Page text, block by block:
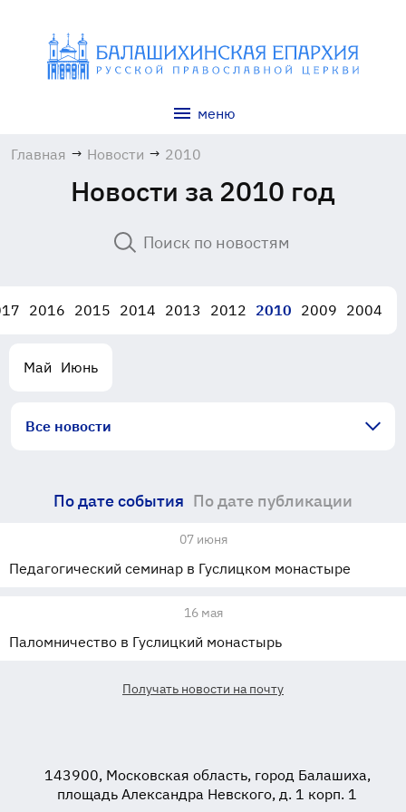
меню
Главная → Новости → 2010
Новости за 2010 год
2016 2015 2014 2013 2012 2010 2009 2004
Май Июнь
Все новости
По дате события По дате публикации
07 июня
Педагогический семинар в Гуслицком монастыре
16 мая
Паломничество в Гуслицкий монастырь
Получать новости на почту
143900, Московская область, город Балашиха,
площадь Александра Невского, д. 1 корп. 1